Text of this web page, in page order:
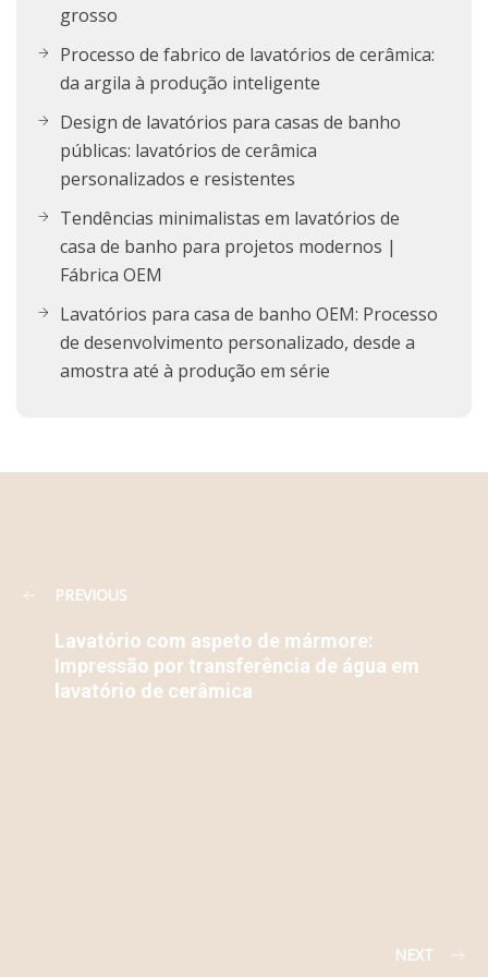
grosso
Processo de fabrico de lavatórios de cerâmica:
da argila à produção inteligente
Design de lavatórios para casas de banho
públicas: lavatórios de cerâmica
personalizados e resistentes
Tendências minimalistas em lavatórios de
casa de banho para projetos modernos |
Fábrica OEM
Lavatórios para casa de banho OEM: Processo
de desenvolvimento personalizado, desde a
amostra até à produção em série
PREVIOUS
Lavatório com aspeto de mármore:
Impressão por transferência de água em
lavatório de cerâmica
NEXT